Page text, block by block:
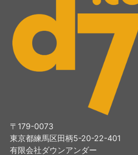
〒179-0073
東京都練馬区田柄5-20-22-401
有限会社ダウンアンダー